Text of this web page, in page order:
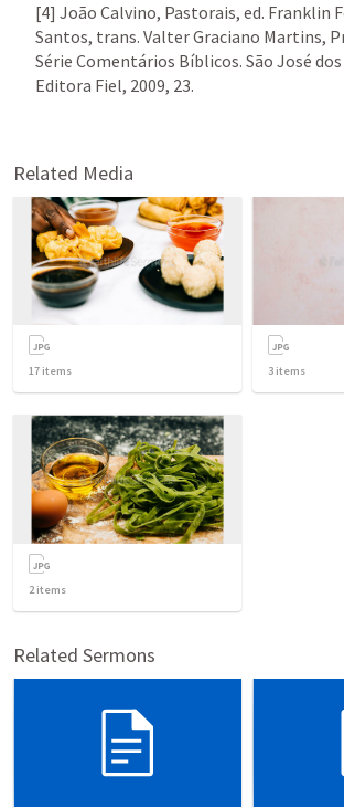
[4] João Calvino, Pastorais, ed. Franklin
Santos, trans. Valter Graciano Martins,
Série Comentários Bíblicos. São José dos
Editora Fiel, 2009, 23.
Related Media
17 items 3 items
2items
Related Sermons